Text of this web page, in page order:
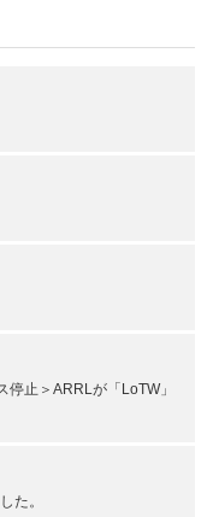
止＞ARRLが「LoTW」
た。